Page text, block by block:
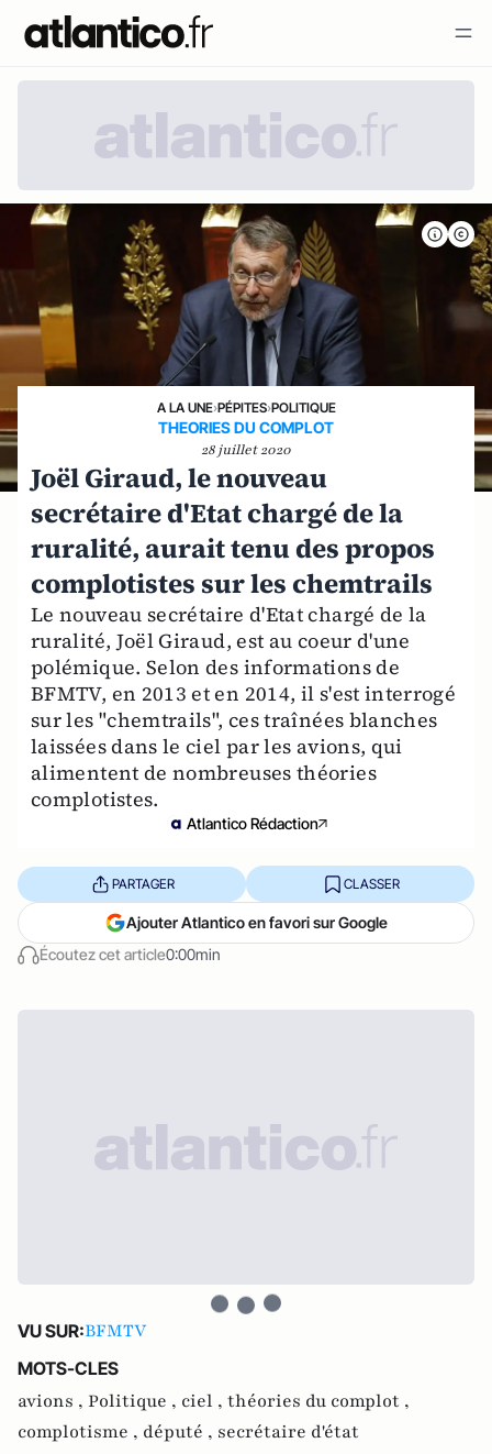
A LA UNE›PÉPITES›POLITIQUE
THEORIES DU COMPLOT
28 juillet 2020
Joël Giraud, le nouveau
secrétaire d'Etat chargé de la
ruralité, aurait tenu des propos
complotistes sur les chemtrails
Le nouveau secrétaire d'Etat chargé de la
ruralité, Joël Giraud, est au coeur d'une
polémique. Selon des informations de
BFMTV, en 2013 et en 2014, il s'est interrogé
sur les "chemtrails", ces traînées blanches
laissées dans le ciel par les avions, qui
alimentent de nombreuses théories
complotistes.
Atlantico Rédaction
Écoutez cet article0:00min
PARTAGER CLASSER
Ajouter Atlantico en favori sur Google
VU SUR:BFMTV
MOTS-CLES
avions , Politique , ciel , théories du complot ,
complotisme , député , secrétaire d'état